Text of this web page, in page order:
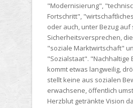
"Modernisierung",
Fortschritt",
oder auch, unter Bezug auf
Sicherheitsversprechen,
"soziale Marktwirtschaft"
"Sozialstaat". "Nachhaltige
kommt etwas langweilig,
stellt keine aus sozialen
erwachsene, öffentlich
Herzblut getränkte Vision